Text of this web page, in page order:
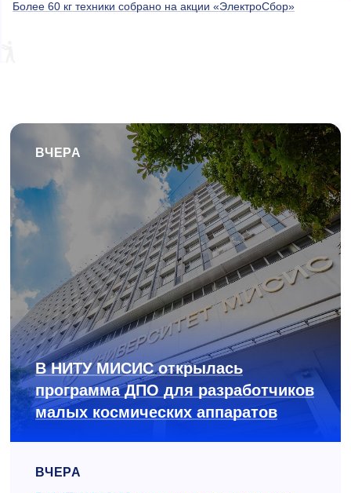
Более 60 кг техники собрано на акции «ЭлектроСбор»
ВЧЕРА
В НИТУ МИСИС открылась
программа ДПО для разработчиков
малых космических аппаратов
ВЧЕРА